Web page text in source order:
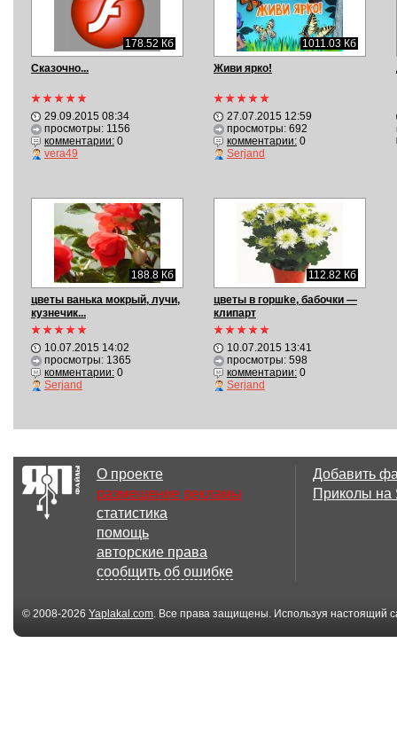
178.52 Кб
Сказочно...
29.09.2015 08:34
просмотры: 1156
комментарии:0
vera49
1011.03 Кб
Живи ярко!
27.07.2015 12:59
просмотры: 692
комментарии:0
Serjand
188.8 Кб
цветы ванька мокрый, лучи,
кузнечик...
10.07.2015 14:02
просмотры: 1365
комментарии:0
Serjand
112.82 Кб
цветы в горшkе, бабочки —
клипарт
10.07.2015 13:41
просмотры: 598
комментарии:0
Serjand
О проекте
размещение рекламы
статистика
помощь
авторские права
сообщить об ошибке
Добавить
Приколы
© 2008-2026 Yaplakal.com. Все права защищены. Используя настоящий